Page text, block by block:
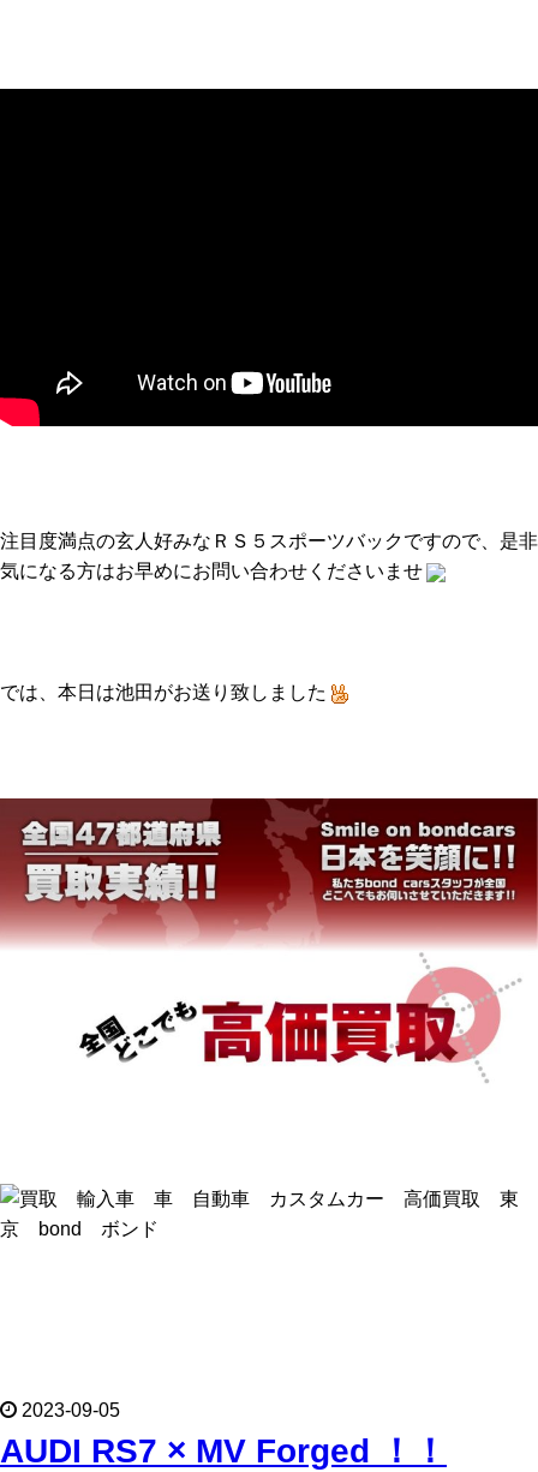
注目度満点の玄人好みなＲＳ５スポーツバックですので、是非
気になる方はお早めにお問い合わせくださいませ
では、本日は池田がお送り致しました
2023-09-05
AUDI RS7 × MV Forged ！！